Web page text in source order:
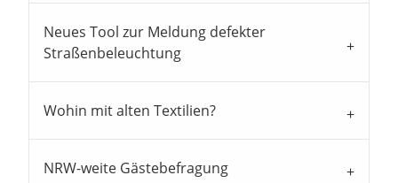
Neues Tool zur Meldung defekter
Straßenbeleuchtung
Wohin mit alten Textilien?
NRW-weite Gästebefragung